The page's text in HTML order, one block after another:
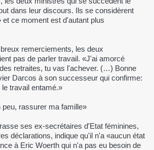
dans leur discours. Ils se considèrent
ce moment est d'autant plus
remerciements, les deux
pas de parler travail. «J'ai amorcé
retraites, tu vas l'achever. (…) Bonne
Darcos à son successeur qui confirme:
travail entamé.»
rassurer ma famille»
ses ex-secrétaires d'Etat féminines,
déclarations, indique qu'il n'a «aucun état
à Eric Woerth qui n'a pas eu besoin de